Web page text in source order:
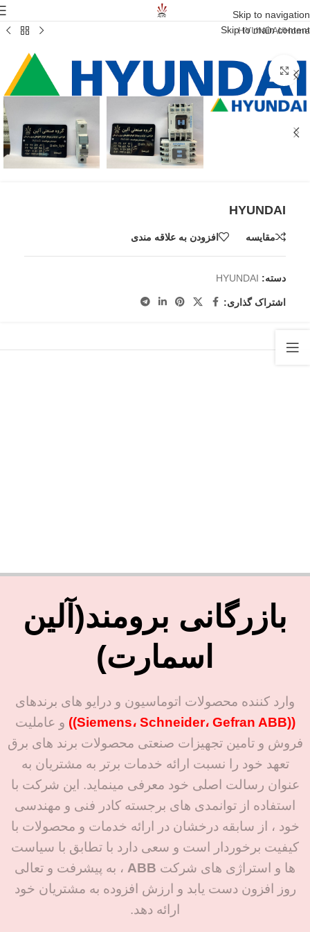
Skip to navigation
Skip to main content
Home
/
HYUNDAI
برای بزرگنمایی کلیک کنید
HYUNDAI
مقايسه افزودن به علاقه مندی
دسته: HYUNDAI
اشتراک گذاری:
بازرگانی برومند(آلین
اسمارت)
وارد کننده محصولات اتوماسیون و درایو های برندهای
((Siemens، Schneider، Gefran ABB))
و عاملیت
فروش و تامین تجهیزات صنعتی محصولات برند های برق
تعهد خود را نسبت ارائه خدمات برتر به مشتریان به
عنوان رسالت اصلی خود معرفی مینماید. این شرکت با
استفاده از توانمدی های برجسته کادر فنی و مهندسی
خود ، از سابقه درخشان در ارائه خدمات و محصولات با
کیفیت برخوردار است و سعی دارد با تطابق با سیاست
ها و استراژی های شرکت ABB ، به پیشرفت و تعالی
روز افزون دست یابد و ارزش افزوده به مشتریان خود
ارائه دهد.